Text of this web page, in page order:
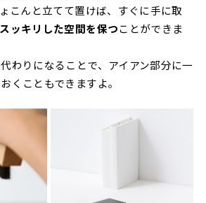
こんと立てて置けば、すぐに手に取
スッキリした空間を保つことができま
わりになることで、アイアン部分に一
くこともできますよ。